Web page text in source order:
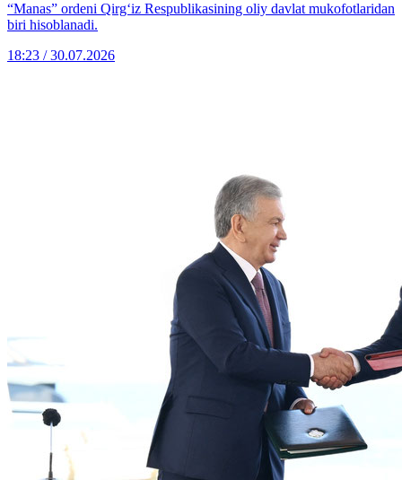
“Manas” ordeni Qirg‘iz Respublikasining oliy davlat mukofotlaridan
biri hisoblanadi.
18:23 / 30.07.2026